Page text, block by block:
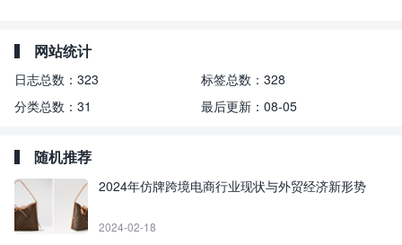
网站统计
日志总数： 323 标签总数： 328
分类总数： 31 最后更新： 08-05
随机推荐
2024年仿牌跨境电商行业现状与外贸经济新形势
2024-02-18